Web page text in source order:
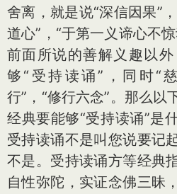
舍离，就是说“深信因果”
道心”，“于第一义谛心不
前面所说的善解义趣以
够“受持读诵”，同时“
行”，“修行六念”。那么以
经典要能够“受持读诵”是
受持读诵不是叫您说要记
不是。受持读诵方等经典
自性弥陀，实证念佛三昧